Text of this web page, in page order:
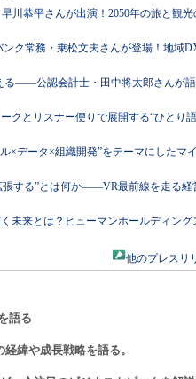
川恭平さんが出演！2050年の旅と観
ク常務・乗松文夫さんが登場！地域
る――公認会計士・田中将太郎さんが
クとリスナー便りで展開する“ひとり
×データ×組織開発”をテーマにしたマ
張する”とは何か――VR最前線を走る
未来とは？ヒューマンホールディング
他のプレスリ
語る
緯や成長戦略を語る。